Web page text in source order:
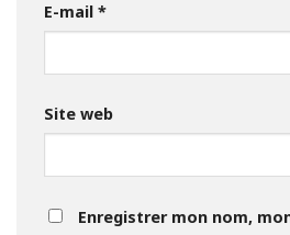
E-mail *
Site web
Enregistrer mon nom,